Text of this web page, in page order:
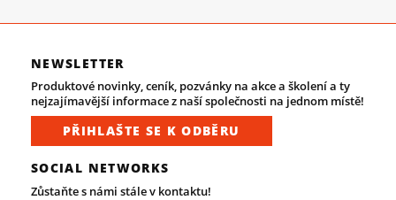
NEWSLETTER
Produktové novinky, ceník, pozvánky na akce a školení a ty
nejzajímavější informace z naší společnosti na jednom místě!
PŘIHLAŠTE SE K ODBĚRU
SOCIAL NETWORKS
Zůstaňte s námi stále v kontaktu!